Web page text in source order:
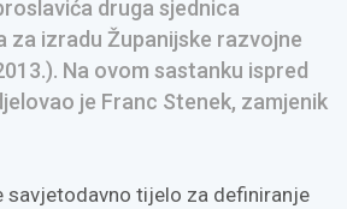
druga sjednica
za izradu Županijske razvojne
Na ovom sastanku ispred
je Franc Stenek, zamjenik
savjetodavno tijelo za definiranje